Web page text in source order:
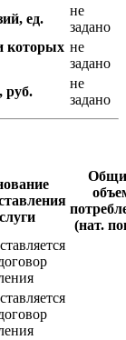
ед.
не
задано
которых не
задано
руб.
не
задано
(нат.